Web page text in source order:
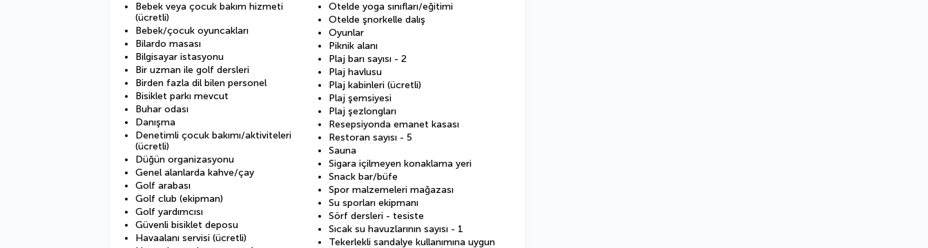
Bebek veya çocuk bakım hizmeti
(ücretli)
Bebek/çocuk oyuncakları
Bilardo masası
Bilgisayar istasyonu
Bir uzman ile golf dersleri
Birden fazla dil bilen personel
Bisiklet parkı mevcut
Buhar odası
Danışma
Denetimli çocuk bakımı/aktiviteleri
(ücretli)
Düğün organizasyonu
Genel alanlarda kahve/çay
Golf arabası
Golf club (ekipman)
Golf yardımcısı
Güvenli bisiklet deposu
Havaalanı servisi (ücretli)
Otelde yoga sınıfları/eğitimi
Otelde şnorkelle dalış
Oyunlar
Piknik alanı
Plaj barı sayısı - 2
Plaj havlusu
Plaj kabinleri (ücretli)
Plaj şemsiyesi
Plaj şezlongları
Resepsiyonda emanet kasası
Restoran sayısı - 5
Sauna
Sigara içilmeyen konaklama yeri
Snack bar/büfe
Spor malzemeleri mağazası
Su sporları ekipmanı
Sörf dersleri - tesiste
Sıcak su havuzlarının sayısı - 1
Tekerlekli sandalye kullanımına uygun